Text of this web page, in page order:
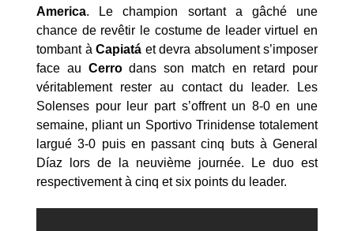
America. Le champion sortant a gâché une
chance de revêtir le costume de leader virtuel en
tombant à Capiatá et devra absolument s’imposer
face au Cerrodans son match en retard pour
véritablement rester au contact du leader. Les
Solenses pour leur part s’offrent un 8-0 en une
semaine, pliant un Sportivo Trinidense totalement
largué 3-0 puis en passant cinq buts à General
Díaz lors de la neuvième journée. Le duo est
respectivement à cinq et six points du leader.